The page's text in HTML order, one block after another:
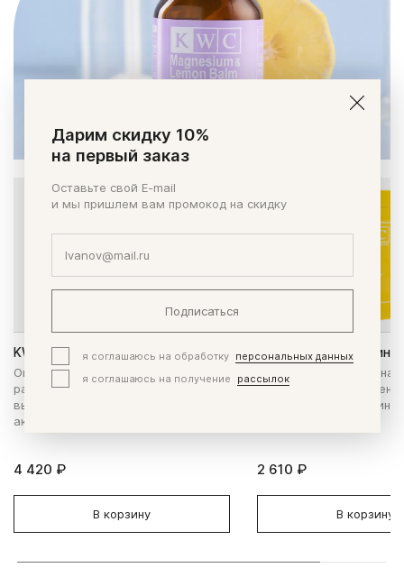
KWC Омега-3 EPA&DHA
Омега-3 кислоты - для улучшения
работы сердца и сосудов, для
высокой интеллектуальной
активности.
4 420 ₽
В корзину
KWC Мульти Витамин
Тщательно подобранная
комбинация 13
необходимых
2 610 ₽
В корзину
Дарим скидку 10%
на первый заказ
Оставьте свой E-mail
и мы пришлем вам промокод на скидку
Подписаться
я соглашаюсь на обработку
персональных данных
я соглашаюсь на получение
рассылок